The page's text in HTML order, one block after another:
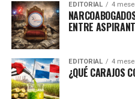
EDITORIAL 4
ENTRE
EDITORIAL 4
¿QUÉ CARAJOS